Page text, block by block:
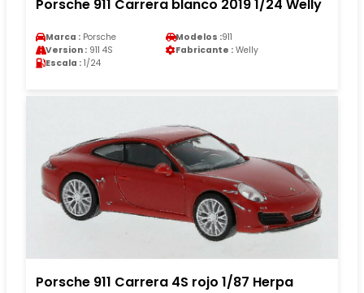
Porsche 911 Carrera blanco 2019 1/24 Welly
Marca : Porsche Modelos :911
Version : 911 4S Fabricante : Welly
Escala : 1/24
Porsche 911 Carrera 4S rojo 1/87 Herpa